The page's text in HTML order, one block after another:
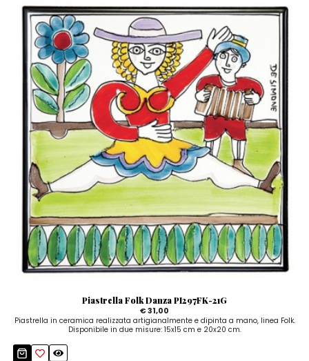
Piastrella Folk Danza PI297FK-21G
€ 31,00
Piastrella in ceramica realizzata artigianalmente e dipinta a mano, linea Folk.
Disponibile in due misure: 15x15 cm e 20x20 cm.